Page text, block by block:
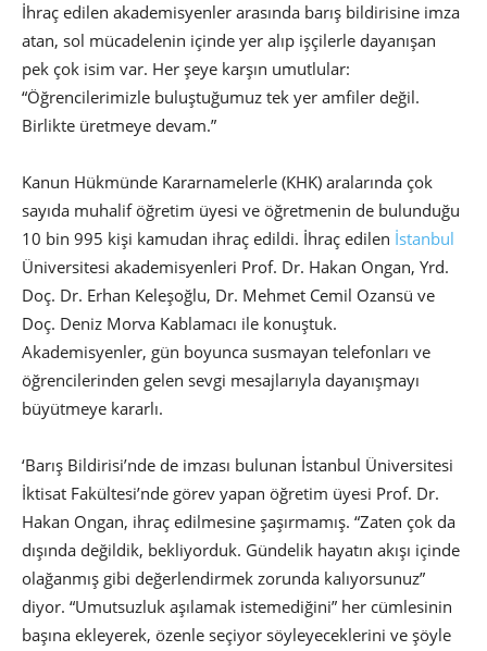
İhraç edilen akademisyenler arasında barış bildirisine imza
atan, sol mücadelenin içinde yer alıp işçilerle dayanışan
pek çok isim var. Her şeye karşın umutlular:
“Öğrencilerimizle buluştuğumuz tek yer amfiler değil.
Birlikte üretmeye devam.”
Kanun Hükmünde Kararnamelerle (KHK) aralarında çok
sayıda muhalif öğretim üyesi ve öğretmenin de bulunduğu
10 bin 995 kişi kamudan ihraç edildi. İhraç edilen İstanbul
Üniversitesi akademisyenleri Prof. Dr. Hakan Ongan, Yrd.
Doç. Dr. Erhan Keleşoğlu, Dr. Mehmet Cemil Ozansü ve
Doç. Deniz Morva Kablamacı ile konuştuk.
Akademisyenler, gün boyunca susmayan telefonları ve
öğrencilerinden gelen sevgi mesajlarıyla dayanışmayı
büyütmeye kararlı.
‘Barış Bildirisi’nde de imzası bulunan İstanbul Üniversitesi
İktisat Fakültesi’nde görev yapan öğretim üyesi Prof. Dr.
Hakan Ongan, ihraç edilmesine şaşırmamış. “Zaten çok da
dışında değildik, bekliyorduk. Gündelik hayatın akışı içinde
olağanmış gibi değerlendirmek zorunda kalıyorsunuz”
diyor. “Umutsuzluk aşılamak istemediğini” her cümlesinin
başına ekleyerek, özenle seçiyor söyleyeceklerini ve şöyle